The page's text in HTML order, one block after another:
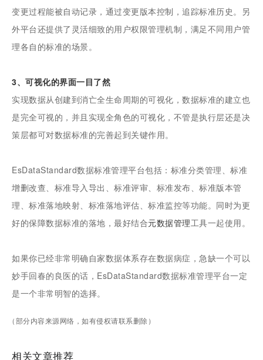
变更过程能被自动记录，通过变更版本控制，追踪标准历史。另
外平台还提供了灵活细致的用户权限管理机制，满足不同用户管
理各自的标准的场景。
3、可视化的界面一目了然
实现数据从创建到消亡全生命周期的可视化，数据标准的建立也
是完全可视的，并且实现全角色的可视化，不管是执行层还是决
策层都可对数据标准的完善起到关键作用。
EsDataStandard数据标准管理平台包括：标准分类管理、标准
增删改查、标准导入导出、标准评审、标准发布、标准版本管
理、标准落地映射、标准落地评估、标准监控等功能。同时为更
好的保障数据标准的落地，最好结合元数据管理工具一起使用。
如果你已经非常明确自家数据体系存在数据病症，急缺一个可以
妙手回春的良医的话，EsDataStandard数据标准管理平台一定
是一个非常明智的选择。
（部分内容来源网络，如有侵权请联系删除）
相关文章推荐